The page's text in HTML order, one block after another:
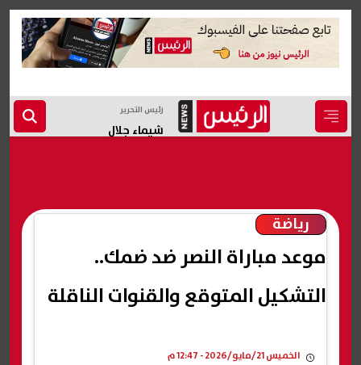
رئيس التحرير
شيماء جلال
رياضة
موعد مباراة النصر ضد ضمك..
التشكيل المتوقع والقنوات الناقلة
الخميس 21/مايو/2026 - 12:47 م